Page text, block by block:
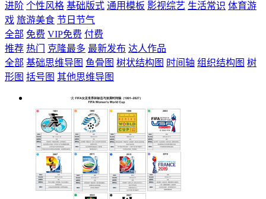
进阶 个性风格 基础版式 通用模板 影视综艺 生活常识 体育游
戏 旅游美食 节日节气
全部 免费 VIP免费 付费
推荐 热门 克隆最多 最新发布 达人作品
全部 基础思维导图 鱼骨图 树状结构图 时间轴 组织结构图 树
形图 括号图 其他思维导图